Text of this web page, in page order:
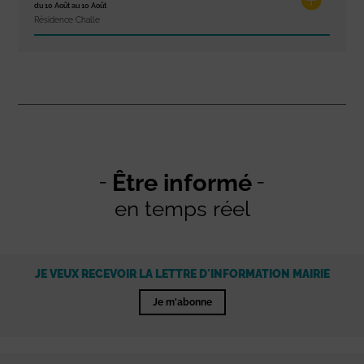
du 10 Août au 10 Août
Résidence Challe
Être informé
en temps réel
JE VEUX RECEVOIR LA LETTRE D'INFORMATION MAIRIE
Je m'abonne